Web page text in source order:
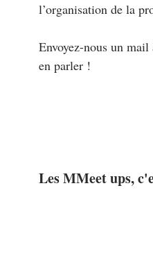
l’organisation de la
Envoyez-nous un mail
en parler !
Les MMeet ups,